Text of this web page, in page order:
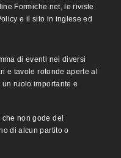
Formiche.net, le riviste
e il sito in inglese ed
di eventi nei diversi
e tavole rotonde aperte al
ruolo importante e
non gode del
di alcun partito o